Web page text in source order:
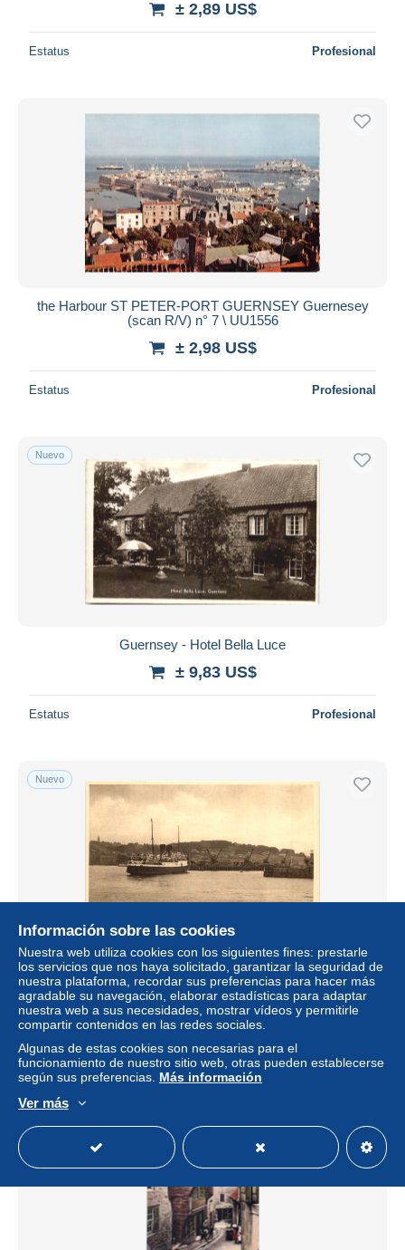
± 2,89 US$
Estatus Profesional
the Harbour ST PETER-PORT GUERNSEY Guernesey
(scan R/V) n° 7 \ UU1556
± 2,98 US$
Estatus Profesional
Nuevo
Guernsey - Hotel Bella Luce
± 9,83 US$
Estatus Profesional
Nuevo
Guernsey - Jetties & RMS Isle of Sark
± 9,83 US$
Información sobre las cookies
Nuestra web utiliza cookies con los siguientes fines: prestarle
los servicios que nos haya solicitado, garantizar la seguridad de
nuestra plataforma, recordar sus preferencias para hacer más
agradable su navegación, elaborar estadísticas para adaptar
nuestra web a sus necesidades, mostrar vídeos y permitirle
compartir contenidos en las redes sociales.
Algunas de estas cookies son necesarias para el
funcionamiento de nuestro sitio web, otras pueden establecerse
según sus preferencias. Más información
Ver más